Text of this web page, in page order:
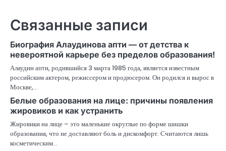
Связанные записи
Биография Алаудинова апти — от детства к
невероятной карьере без пределов образования!
Алаудин апти, родившийся 3 марта 1985 года, является известным
российским актером, режиссером и продюсером. Он родился и вырос в
Москве,…
Белые образования на лице: причины появления
жировиков и как устранить
Жировики на лице – это маленькие округлые по форме шишки
образования, что не доставляют боль и дискомфорт. Считаются лишь
косметическим…